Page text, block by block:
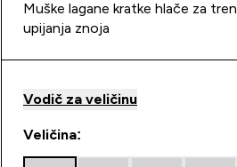
Muške lagane kratke hlače za
upijanja znoja
Vodič za veličinu
Veličina: